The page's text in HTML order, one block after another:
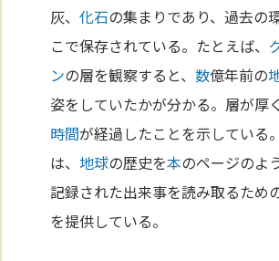
灰、化石の集まりであり、過去の
こで保存されている。たとえば、
ンの層を観察すると、数億年前の
姿をしていたかが分かる。層が厚
時間が経過したことを示している
は、地球の歴史を本のページのよ
記録された出来事を読み取るため
を提供している。